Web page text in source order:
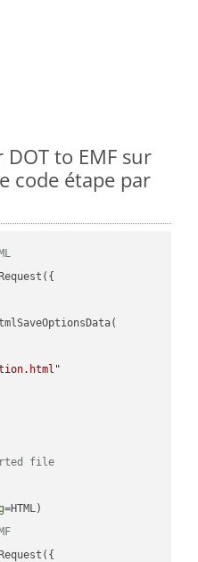
to EMF sur
code étape par
file